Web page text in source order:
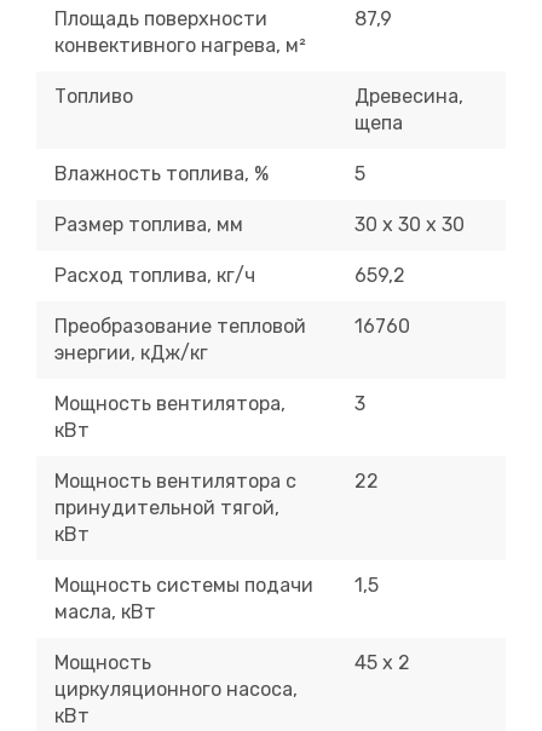
Площадь поверхности
конвективного нагрева, м²
87,9
Топливо
Древесина,
щепа
Влажность топлива, % 5
Размер топлива, мм 30 х 30 х 30
Расход топлива, кг/ч 659,2
Преобразование тепловой
энергии, кДж/кг
16760
Мощность вентилятора,
кВт
3
Мощность вентилятора с
принудительной тягой,
кВт
22
Мощность системы подачи
масла, кВт
1,5
Мощность
циркуляционного насоса,
кВт
45 х 2